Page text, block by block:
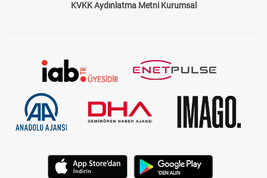
KVKK Aydınlatma Metni Kurumsal